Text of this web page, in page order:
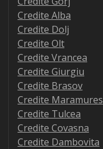
Credite Alba
Credite Dolj
Credite Olt
Credite Vrancea
Credite Giurgiu
Credite Brasov
Credite Maramures
Credite Tulcea
Credite Covasna
Credite Dambovita